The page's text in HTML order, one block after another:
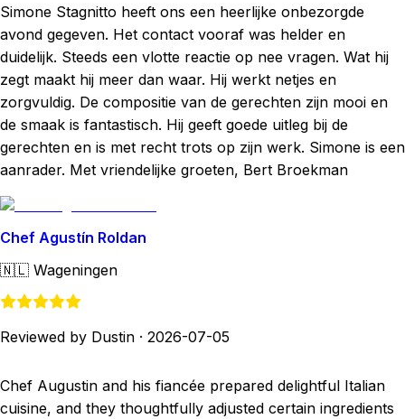
Simone Stagnitto heeft ons een heerlijke onbezorgde
avond gegeven. Het contact vooraf was helder en
duidelijk. Steeds een vlotte reactie op nee vragen. Wat hij
zegt maakt hij meer dan waar. Hij werkt netjes en
zorgvuldig. De compositie van de gerechten zijn mooi en
de smaak is fantastisch. Hij geeft goede uitleg bij de
gerechten en is met recht trots op zijn werk. Simone is een
aanrader. Met vriendelijke groeten, Bert Broekman
Chef Agustín Roldan
🇳🇱 Wageningen
Reviewed by Dustin · 2026-07-05
Chef Augustin and his fiancée prepared delightful Italian
cuisine, and they thoughtfully adjusted certain ingredients